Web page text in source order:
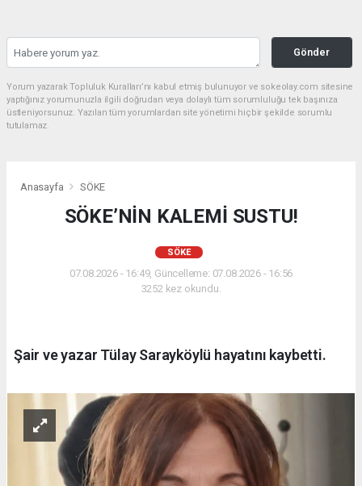
Gönder
Yorum yazarak Topluluk Kuralları’nı kabul etmiş bulunuyor ve sokeolay.com sitesine
yaptığınız yorumunuzla ilgili doğrudan veya dolaylı tüm sorumluluğu tek başınıza
üstleniyorsunuz. Yazılan tüm yorumlardan site yönetimi hiçbir şekilde sorumlu
tutulamaz.
Anasayfa SÖKE
SÖKE’NİN KALEMİ SUSTU!
SÖKE
07.08.2026 - 16:49, Güncelleme: 07.08.2026 - 16:56
3252 kez okundu.
Şair ve yazar Tülay Sarayköylü hayatını kaybetti.